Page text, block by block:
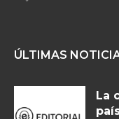
ÚLTIMAS
La